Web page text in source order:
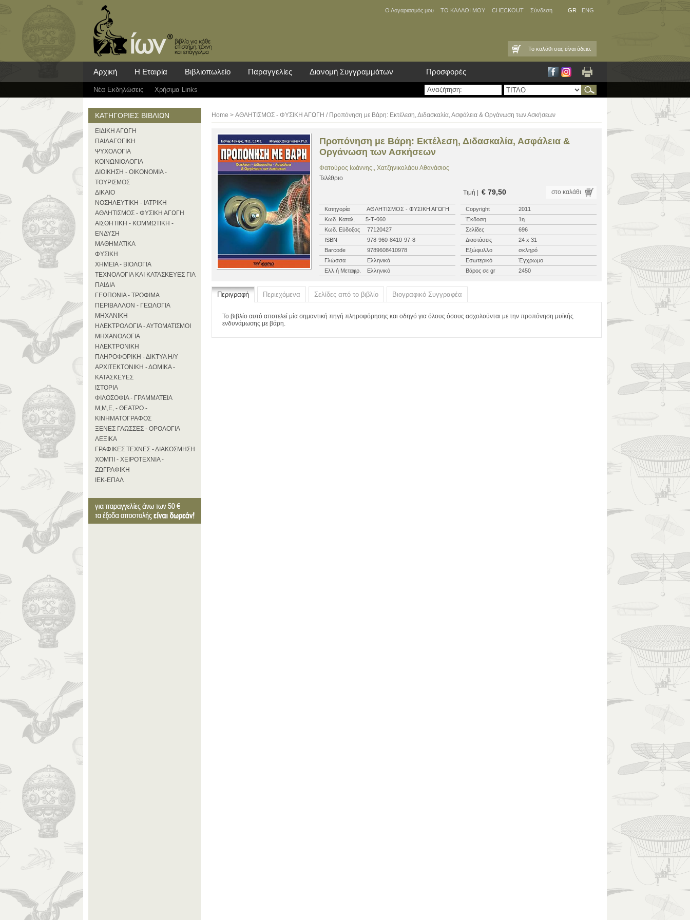
Ο Λογαριασμός μου ΤΟ ΚΑΛΑΘΙ ΜΟΥ CHECKOUT Σύνδεση GR ENG
Το καλάθι σας είναι άδειο.
Αρχική Η Εταιρία Βιβλιοπωλείο Παραγγελίες Διανομή Συγγραμμάτων Προσφορές
Νέα Eκδηλώσεις Χρήσιμα Links
ΚΑΤΗΓΟΡΙΕΣ ΒΙΒΛΙΩΝ
ΕΙΔΙΚΗ ΑΓΩΓΗ
ΠΑΙΔΑΓΩΓΙΚΗ
ΨΥΧΟΛΟΓΙΑ
ΚΟΙΝΩΝΙΟΛΟΓΙΑ
ΔΙΟΙΚΗΣΗ - ΟΙΚΟΝΟΜΙΑ -
ΤΟΥΡΙΣΜΟΣ
ΔΙΚΑΙΟ
ΝΟΣΗΛΕΥΤΙΚΗ - ΙΑΤΡΙΚΗ
ΑΘΛΗΤΙΣΜΟΣ - ΦΥΣΙΚΗ ΑΓΩΓΗ
ΑΙΣΘΗΤΙΚΗ - ΚΟΜΜΩΤΙΚΗ -
ΕΝΔΥΣΗ
ΜΑΘΗΜΑΤΙΚΑ
ΦΥΣΙΚΗ
ΧΗΜΕΙΑ - ΒΙΟΛΟΓΙΑ
ΤΕΧΝΟΛΟΓΙΑ ΚΑΙ ΚΑΤΑΣΚΕΥΕΣ ΓΙΑ
ΠΑΙΔΙΑ
ΓΕΩΠΟΝΙΑ - ΤΡΟΦΙΜΑ
ΠΕΡΙΒΑΛΛΟΝ - ΓΕΩΛΟΓΙΑ
ΜΗΧΑΝΙΚΗ
ΗΛΕΚΤΡΟΛΟΓΙΑ - ΑΥΤΟΜΑΤΙΣΜΟΙ
ΜΗΧΑΝΟΛΟΓΙΑ
ΗΛΕΚΤΡΟΝΙΚΗ
ΠΛΗΡΟΦΟΡΙΚΗ - ΔΙΚΤΥΑ Η/Υ
ΑΡΧΙΤΕΚΤΟΝΙΚΗ - ΔΟΜΙΚΑ -
ΚΑΤΑΣΚΕΥΕΣ
ΙΣΤΟΡΙΑ
ΦΙΛΟΣΟΦΙΑ - ΓΡΑΜΜΑΤΕΙΑ
Μ,Μ,Ε, - ΘΕΑΤΡΟ -
ΚΙΝΗΜΑΤΟΓΡΑΦΟΣ
ΞΕΝΕΣ ΓΛΩΣΣΕΣ - ΟΡΟΛΟΓΙΑ
ΛΕΞΙΚΑ
ΓΡΑΦΙΚΕΣ ΤΕΧΝΕΣ - ΔΙΑΚΟΣΜΗΣΗ
ΧΟΜΠΙ - ΧΕΙΡΟΤΕΧΝΙΑ -
ΖΩΓΡΑΦΙΚΗ
ΙΕΚ-ΕΠΑΛ
Home > ΑΘΛΗΤΙΣΜΟΣ - ΦΥΣΙΚΗ ΑΓΩΓΗ / Προπόνηση με Βάρη: Εκτέλεση, Διδασκαλία, Ασφάλεια & Οργάνωση των Ασκήσεων
Προπόνηση με Βάρη: Εκτέλεση, Διδασκαλία, Ασφάλεια &
Οργάνωση των Ασκήσεων
Φατούρος Ιωάννης., Χατζηνικολάου Αθανάσιος
Τελέθριο
Τιμή |
€ 79,50 στο καλάθι
Κατηγορία ΑΘΛΗΤΙΣΜΟΣ - ΦΥΣΙΚΗ ΑΓΩΓΗ Copyright
2011
Κωδ. Καταλ.
5-Τ-060 Έκδοση
1η
Κωδ. Εύδοξος
77120427 Σελίδες
696
ISBN
978-960-8410-97-8 Διαστάσεις
24 x 31
Barcode
9789608410978 Εξώφυλλο
σκληρό
Γλώσσα
Ελληνικά Εσωτερικό
Έγχρωμο
Ελλ.ή Μεταφρ.
Ελληνικό Βάρος σε gr 2450
Περιγραφή Περιεχόμενα Σελίδες από το βιβλίο Βιογραφικό Συγγραφέα
Το βιβλίο αυτό αποτελεί μία σημαντική πηγή πληροφόρησης και οδηγό για όλους όσους ασχολούνται με την προπόνηση μυϊκής
ενδυνάμωσης με βάρη.